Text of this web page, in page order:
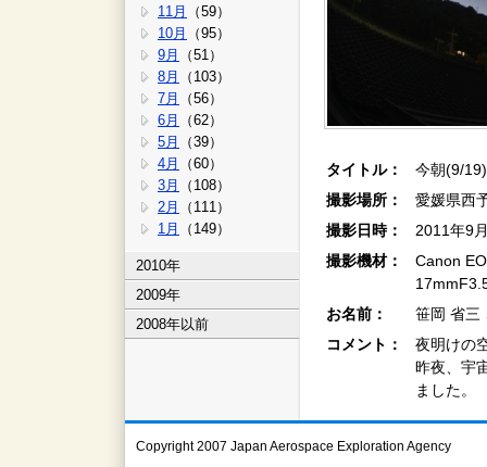
11月
（59）
10月
（95）
9月
（51）
8月
（103）
7月
（56）
6月
（62）
5月
（39）
4月
（60）
3月
（108）
2月
（111）
1月
（149）
2010年
2009年
2008年以前
タイトル：
今朝(9/
撮影場所：
愛媛県西
撮影日時：
2011年9
撮影機材：
Canon
お名前：
笹岡 省三
コメント：
夜明けの
昨夜、宇
ました。
Copyright 2007 Japan Aerospace Exploration Agency